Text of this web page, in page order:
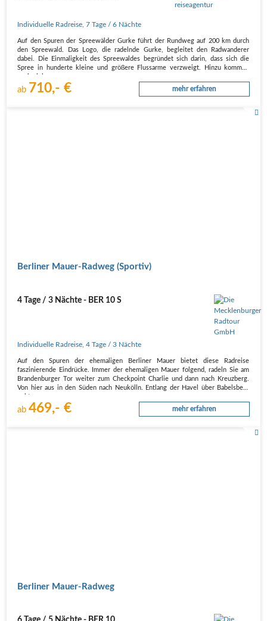
Individuelle Radreise ,7 Tage / 6 Nächte
Auf den Spuren der Spreewälder Gurke führt der Rundweg auf 200 km durch
den Spreewald. Das Logo, die radelnde Gurke, begleitet den Radwanderer
dabei. Die Einmaligkeit des Spreewaldes begründet sich darin, dass sich die
Spree in hunderte kleine und größere Flussarme verzweigt. Hinzu kommen
ab 710,- € mehr erfahren
Berliner Mauer-Radweg (Sportiv)
4 Tage / 3 Nächte - BER 10 S
Individuelle Radreise ,4 Tage / 3 Nächte
Auf den Spuren der ehemaligen Berliner Mauer bietet diese Radreise
faszinierende Eindrücke. Immer der ehemaligen Mauer folgend, radeln Sie am
Brandenburger Tor weiter zum Checkpoint Charlie und dann nach Kreuzberg.
Von hier aus in den Süden nach Neukölln. Entlang der Havel über Babelsberg
ab469,- € mehr erfahren
Berliner Mauer-Radweg